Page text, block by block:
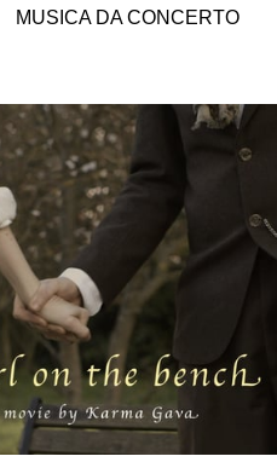
MUSICA DA CONCERTO
Musica per Film